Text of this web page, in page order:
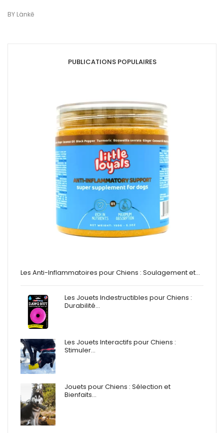
BY Länkē
PUBLICATIONS POPULAIRES
Les Anti-Inflammatoires pour Chiens : Soulagement et…
Les Jouets Indestructibles pour Chiens :
Durabilité…
Les Jouets Interactifs pour Chiens :
Stimuler…
Jouets pour Chiens : Sélection et
Bienfaits…